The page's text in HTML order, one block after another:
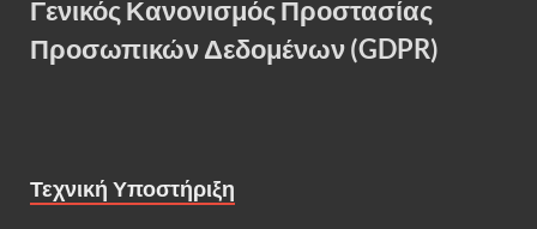
Γενικός Κανονισμός Προστασίας
Προσωπικών Δεδομένων (GDPR)
Τεχνική Υποστήριξη